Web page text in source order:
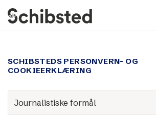
search
Tech & AI
SCHIBSTEDS PERSONVERN- OG
COOKIEERKLÆRING